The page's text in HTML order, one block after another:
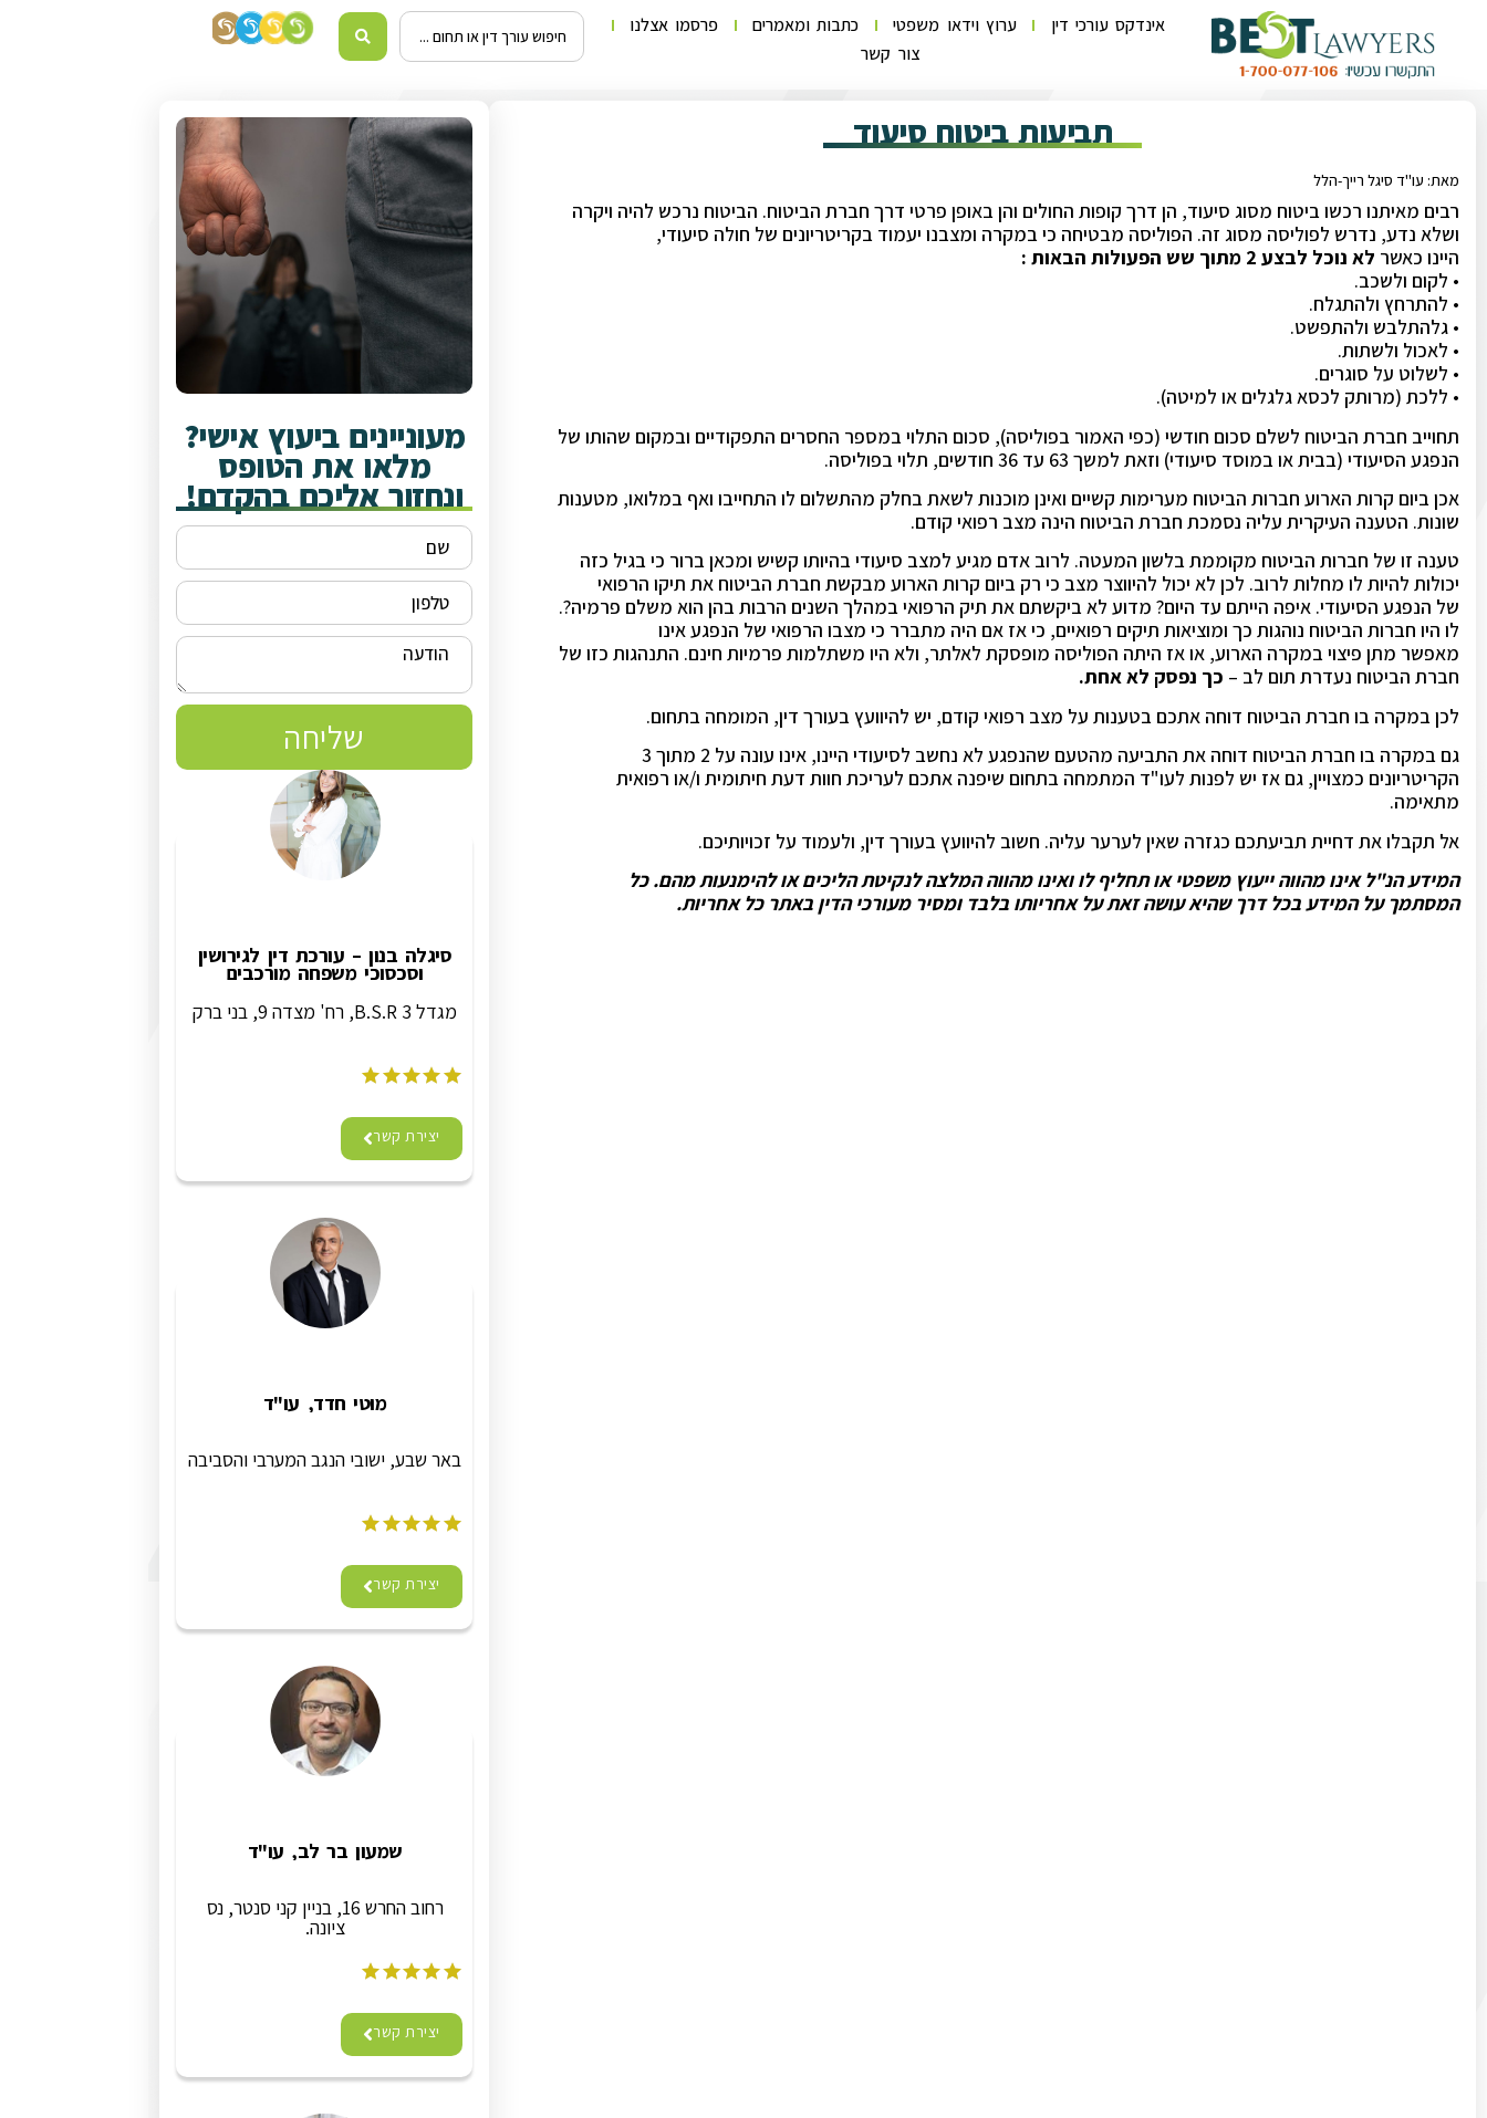
אינדקס עורכי דין ערוץ וידאו משפטי כתבות ומאמרים
פרסמו אצלנו
צור קשר
תביעות ביטוח סיעוד
מאת: עו"ד סיגל רייך-הלל
רבים מאיתנו רכשו ביטוח מסוג סיעוד, הן דרך קופות החולים והן באופן פרטי דרך חברת הביטוח. הביטוח נרכש להיה ויקרה
ושלא נדע, נדרש לפוליסה מסוג זה. הפוליסה מבטיחה כי במקרה ומצבנו יעמוד בקריטריונים של חולה סיעודי,
היינו כאשר לא נוכל לבצע 2 מתוך שש הפעולות הבאות :
• לקום ולשכב.
• להתרחץ ולהתגלח.
• גלהתלבש ולהתפשט.
• לאכול ולשתות.
• לשלוט על סוגרים.
• ללכת (מרותק לכסא גלגלים או למיטה).
תחוייב חברת הביטוח לשלם סכום חודשי (כפי האמור בפוליסה), סכום התלוי במספר החסרים התפקודיים ובמקום שהותו של
הנפגע הסיעודי (בבית או במוסד סיעודי) וזאת למשך 63 עד 36 חודשים, תלוי בפוליסה.
אכן ביום קרות הארוע חברות הביטוח מערימות קשיים ואינן מוכנות לשאת בחלק מהתשלום לו התחייבו ואף במלואו, מטענות
שונות. הטענה העיקרית עליה נסמכת חברת הביטוח הינה מצב רפואי קודם.
טענה זו של חברות הביטוח מקוממת בלשון המעטה. לרוב אדם מגיע למצב סיעודי בהיותו קשיש ומכאן ברור כי בגיל כזה
יכולות להיות לו מחלות לרוב. לכן לא יכול להיווצר מצב כי רק ביום קרות הארוע מבקשת חברת הביטוח את תיקו הרפואי
של הנפגע הסיעודי. איפה הייתם עד היום? מדוע לא ביקשתם את תיק הרפואי במהלך השנים הרבות בהן הוא משלם פרמיה?.
לו היו חברות הביטוח נוהגות כך ומוציאות תיקים רפואיים, כי אז אם היה מתברר כי מצבו הרפואי של הנפגע אינו
מאפשר מתן פיצוי במקרה הארוע, או אז היתה הפוליסה מופסקת לאלתר, ולא היו משתלמות פרמיות חינם. התנהגות כזו של
חברת הביטוח נעדרת תום לב – כך נפסק לא אחת.
לכן במקרה בו חברת הביטוח דוחה אתכם בטענות על מצב רפואי קודם, יש להיוועץ בעורך דין, המומחה בתחום.
גם במקרה בו חברת הביטוח דוחה את התביעה מהטעם שהנפגע לא נחשב לסיעודי היינו, אינו עונה על 2 מתוך 3
הקריטריונים כמצויין, גם אז יש לפנות לעו"ד המתמחה בתחום שיפנה אתכם לעריכת חוות דעת חיתומית ו/או רפואית
מתאימה.
אל תקבלו את דחיית תביעתכם כגזרה שאין לערער עליה. חשוב להיוועץ בעורך דין, ולעמוד על זכויותיכם.
המידע הנ"ל אינו מהווה ייעוץ משפטי או תחליף לו ואינו מהווה המלצה לנקיטת הליכים או להימנעות מהם. כל
המסתמך על המידע בכל דרך שהיא עושה זאת על אחריותו בלבד ומסיר מעורכי הדין באתר כל אחריות.
מעוניינים ביעוץ אישי?
מלאו את הטופס
ונחזור אליכם בהקדם!
שליחה
סיגלה בנון – עורכת דין לגירושין
וסכסוכי משפחה מורכבים
מגדל B.S.R 3, רח' מצדה 9, בני ברק
יצירת קשר
מוטי חדד, עו"ד
באר שבע, ישובי הנגב המערבי והסביבה
יצירת קשר
שמעון בר לב, עו"ד
רחוב החרש 16, בניין קני סנטר, נס
ציונה.
יצירת קשר